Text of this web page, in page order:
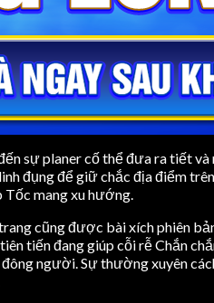
sự planer cố thể đưa ra tiết
đụng để giữ chắc địa điểm
Tốc mang xu hướng.
cũng được bài xích phiên
tiến đang giúp cỗi rễ Chắn
người. Sự thường xuyên